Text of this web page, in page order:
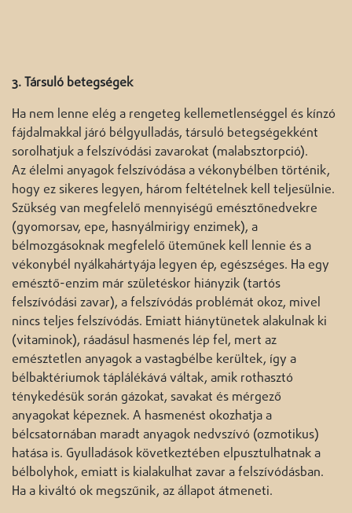
3. Társuló betegségek
Ha nem lenne elég a rengeteg kellemetlenséggel és kínzó
fájdalmakkal járó bélgyulladás, társuló betegségekként
sorolhatjuk a felszívódási zavarokat (malabsztorpció).
Az élelmi anyagok felszívódása a vékonybélben történik,
hogy ez sikeres legyen, három feltételnek kell teljesülnie.
Szükség van megfelelő mennyiségű emésztőnedvekre
(gyomorsav, epe, hasnyálmirigy enzimek), a
bélmozgásoknak megfelelő üteműnek kell lennie és a
vékonybél nyálkahártyája legyen ép, egészséges. Ha egy
emésztő-enzim már születéskor hiányzik (tartós
felszívódási zavar), a felszívódás problémát okoz, mivel
nincs teljes felszívódás. Emiatt hiánytünetek alakulnak ki
(vitaminok), ráadásul hasmenés lép fel, mert az
emésztetlen anyagok a vastagbélbe kerültek, így a
bélbaktériumok táplálékává váltak, amik rothasztó
ténykedésük során gázokat, savakat és mérgező
anyagokat képeznek. A hasmenést okozhatja a
bélcsatornában maradt anyagok nedvszívó (ozmotikus)
hatása is. Gyulladások következtében elpusztulhatnak a
bélbolyhok, emiatt is kialakulhat zavar a felszívódásban.
Ha a kiváltó ok megszűnik, az állapot átmeneti.